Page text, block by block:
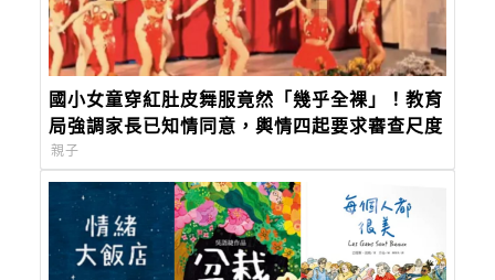
國小女童穿紅肚皮舞服竟然「幾乎全裸」！教育
局強調家長已知情同意，輿情四起要求審查尺度
親子